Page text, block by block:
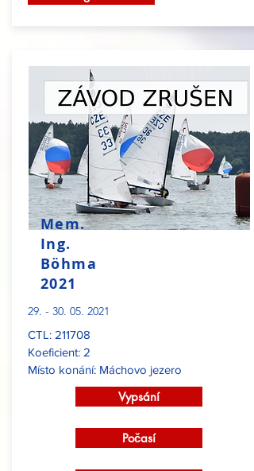
Mem.
Ing.
Böhma
2021
29. - 30. 05. 2021
CTL: 211708
Koeficient: 2
Místo konání: Máchovo jezero
Vypsání
Počasí